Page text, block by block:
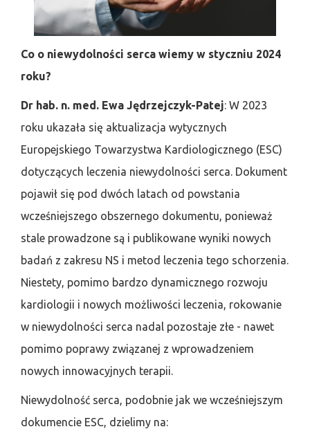
Co o niewydolności serca wiemy w styczniu 2024
roku?
Dr hab. n. med. Ewa Jędrzejczyk-Patej: W 2023
roku ukazała się aktualizacja wytycznych
Europejskiego Towarzystwa Kardiologicznego (ESC)
dotyczących leczenia niewydolności serca. Dokument
pojawił się pod dwóch latach od powstania
wcześniejszego obszernego dokumentu, ponieważ
stale prowadzone są i publikowane wyniki nowych
badań z zakresu NS i metod leczenia tego schorzenia.
Niestety, pomimo bardzo dynamicznego rozwoju
kardiologii i nowych możliwości leczenia, rokowanie
w niewydolności serca nadal pozostaje złe - nawet
pomimo poprawy związanej z wprowadzeniem
nowych innowacyjnych terapii.
Niewydolność serca, podobnie jak we wcześniejszym
dokumencie ESC, dzielimy na: